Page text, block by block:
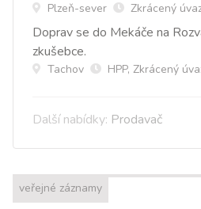
Plzeň-sever Zkrácený
Doprav se do Mekáče na
zkušebce.
Tachov HPP, Zkrácený
Další nabídky: Prodavač
veřejné záznamy